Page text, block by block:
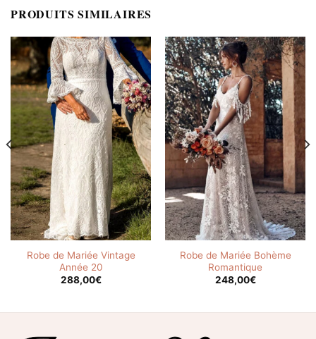
PRODUITS SIMILAIRES
Robe de Mariée Vintage
Année 20
288,00€
Robe de Mariée Bohème
Romantique
248,00€